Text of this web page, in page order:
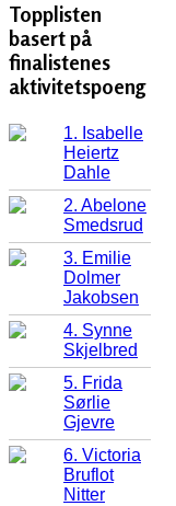
Topplisten
basert på
finalistenes
aktivitetspoeng
1. Isabelle
Heiertz
Dahle
2. Abelone
Smedsrud
3. Emilie
Dolmer
Jakobsen
4. Synne
Skjelbred
5. Frida
Sørlie
Gjevre
6. Victoria
Bruflot
Nitter